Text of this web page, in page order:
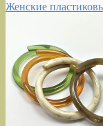
Женские